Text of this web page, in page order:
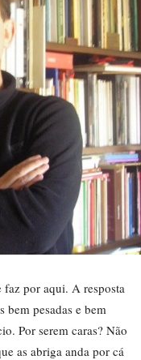
faz por aqui. A resposta
bem pesadas e bem
Por serem caras? Não
as abriga anda por cá